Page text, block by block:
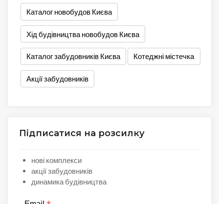
Каталог новобудов Києва
Хід будівництва новобудов Києва
Каталог забудовників Києва Котеджні містечка
Акції забудовників
Підписатися на розсилку
нові комплекси
акції забудовників
динамика будівництва